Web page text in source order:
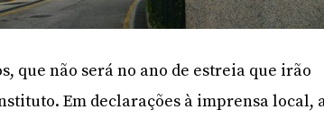
que não será no ano de estreia que irão
Em declarações à imprensa local,